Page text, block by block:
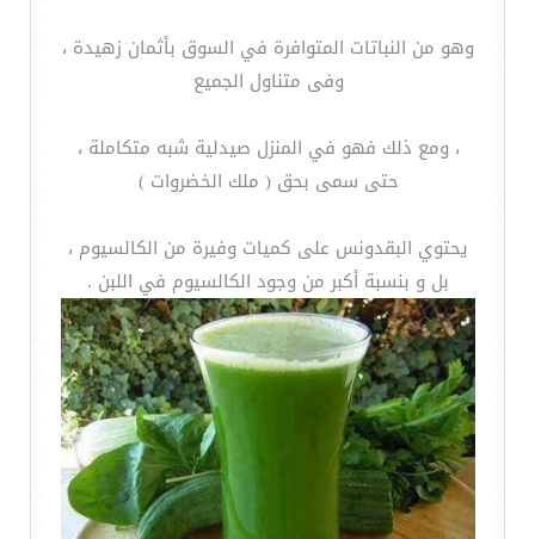
وهو من النباتات المتوافرة في السوق بأثمان زهيدة ،
وفى متناول الجميع
، ومع ذلك فهو في المنزل صيدلية شبه متكاملة ،
حتى سمى بحق ( ملك الخضروات )
يحتوي البقدونس على كميات وفيرة من الكالسيوم ،
بل و بنسبة أكبر من وجود الكالسيوم في اللبن .